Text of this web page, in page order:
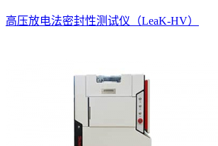
高压放电法密封性测试仪（LeaK-HV）